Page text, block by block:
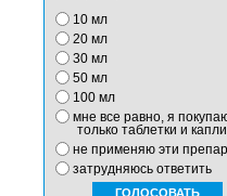
10 мл
20 мл
30 мл
50 мл
100 мл
мне все равно, я
только таблетки и капли
не применяю эти
затрудняюсь ответить